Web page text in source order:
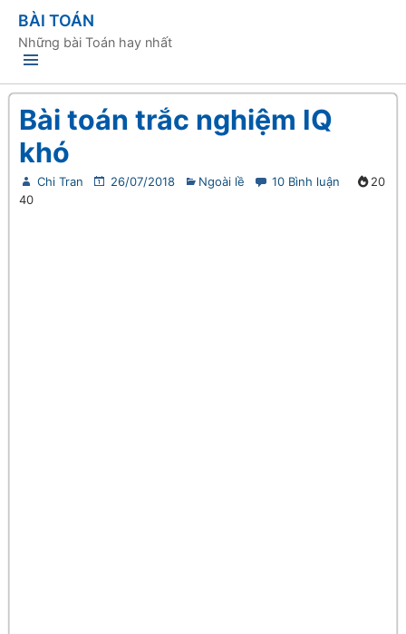
BÀI TOÁN
Những bài Toán hay nhất
Bài toán trắc nghiệm IQ
khó
Chi Tran 26/07/2018 Ngoài lề 10 Bình luận
20
40